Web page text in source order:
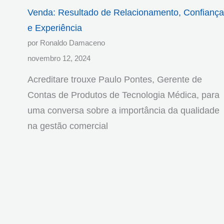
Venda: Resultado de Relacionamento, Confiança
e Experiência
por Ronaldo Damaceno
novembro 12, 2024
Acreditare trouxe Paulo Pontes, Gerente de
Contas de Produtos de Tecnologia Médica, para
uma conversa sobre a importância da qualidade
na gestão comercial